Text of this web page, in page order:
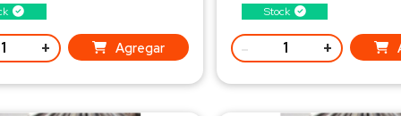
+ Agregar
Stock
- +